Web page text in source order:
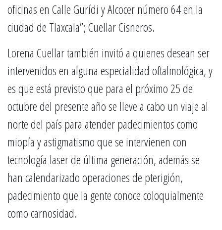
oficinas en Calle Gurídi y Alcocer número 64 en la
ciudad de Tlaxcala”; Cuellar Cisneros.
Lorena Cuellar también invitó a quienes desean ser
intervenidos en alguna especialidad oftalmológica, y
es que está previsto que para el próximo 25 de
octubre del presente año se lleve a cabo un viaje al
norte del país para atender padecimientos como
miopía y astigmatismo que se intervienen con
tecnología laser de última generación, además se
han calendarizado operaciones de pterigión,
padecimiento que la gente conoce coloquialmente
como carnosidad.